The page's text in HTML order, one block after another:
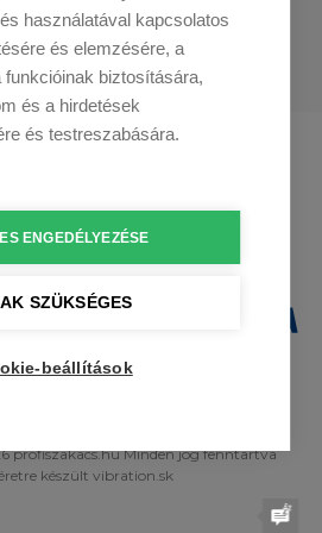
is bemutatjuk
Profikuchař.cz
profiszakacs.hu Minden jog fenntartva
készült vibration.sk
használatával kapcsolatos
és elemzésére, a
biztosítására,
és a hirdetések
és testreszabására.
ENGEDÉLYEZÉSE
SZÜKSÉGES
beállítások